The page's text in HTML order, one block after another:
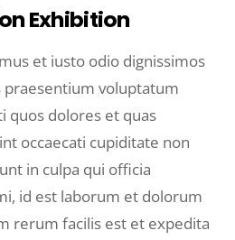
Exhibition
et iusto odio dignissimos
praesentium voluptatum
quos dolores et quas
occaecati cupiditate non
in culpa qui officia
id est laborum et dolorum
rerum facilis est et expedita